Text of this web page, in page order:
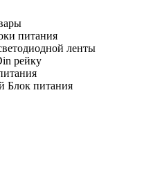
питания
ленты
рейку
Блок питания